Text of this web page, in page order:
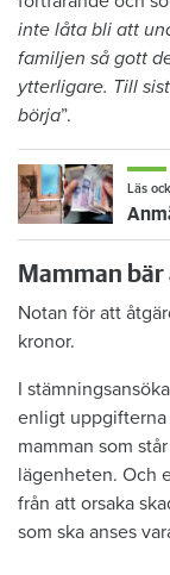
inte låta bli att
familjen så gott
ytterligare. Till
börja”.
Läs
Mamman bär
Notan för att
kronor.
I
enligt uppgifterna
mamman som
lägenheten. Och
från att orsaka
som ska anses